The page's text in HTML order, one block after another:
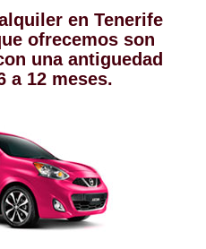
en Tenerife
ofrecemos son
una antiguedad
a 12 meses.